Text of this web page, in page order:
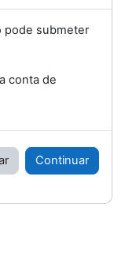
pode submeter
conta de
Continuar